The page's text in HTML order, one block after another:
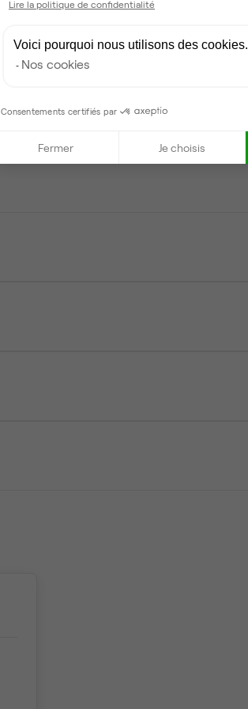
Tables / chaises
Lire la politique de confidentialité
Voici pourquoi nous utilisons des cookies.
Nos cookies
Consentements certifiés par
Fermer Je choisis